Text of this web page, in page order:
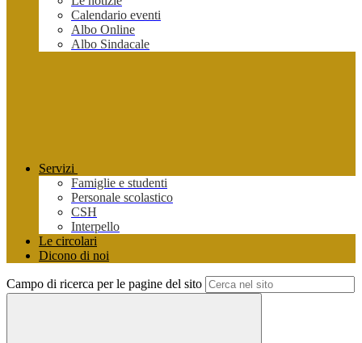
Calendario eventi
Albo Online
Albo Sindacale
Servizi
Famiglie e studenti
Personale scolastico
CSH
Interpello
Le circolari
Dicono di noi
Campo di ricerca per le pagine del sito